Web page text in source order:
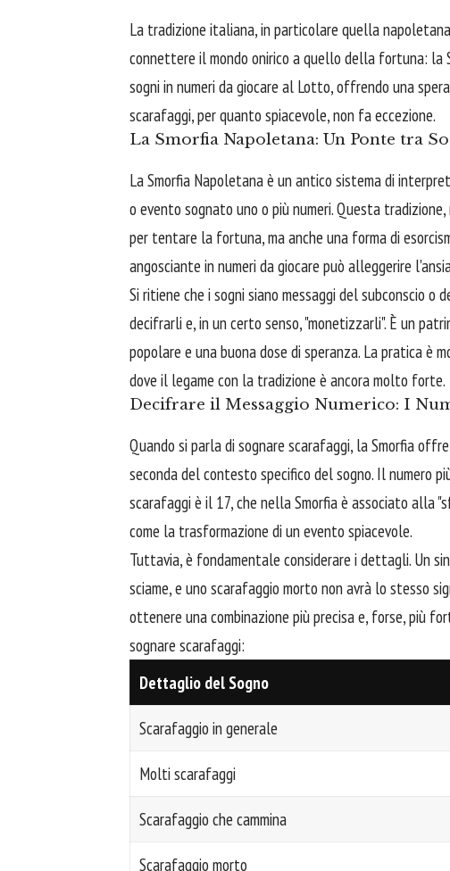
La tradizione italiana, in particolare quella
connettere il mondo onirico a quello della fortuna: la
sogni in numeri da giocare al Lotto, offrendo una
scarafaggi, per quanto spiacevole, non fa eccezione.
La Smorfia Napoletana: Un Ponte tra
La Smorfia Napoletana è un antico sistema di
o evento sognato uno o più numeri. Questa
per tentare la fortuna, ma anche una forma di
angosciante in numeri da giocare può alleggerire
Si ritiene che i sogni siano messaggi del subconscio o
decifrarli e, in un certo senso, "monetizzarli". È un
popolare e una buona dose di speranza. La pratica
dove il legame con la tradizione è ancora molto forte.
Decifrare il Messaggio Numerico: I
Quando si parla di sognare scarafaggi, la Smorfia
seconda del contesto specifico del sogno. Il numero
scarafaggi è il 17, che nella Smorfia è associato alla
come la trasformazione di un evento spiacevole.
Tuttavia, è fondamentale considerare i dettagli. Un
sciame, e uno scarafaggio morto non avrà lo stesso
ottenere una combinazione più precisa e, forse, più
sognare scarafaggi:
Dettaglio del Sogno
Scarafaggio in generale
Molti scarafaggi
Scarafaggio che cammina
Scarafaggio morto